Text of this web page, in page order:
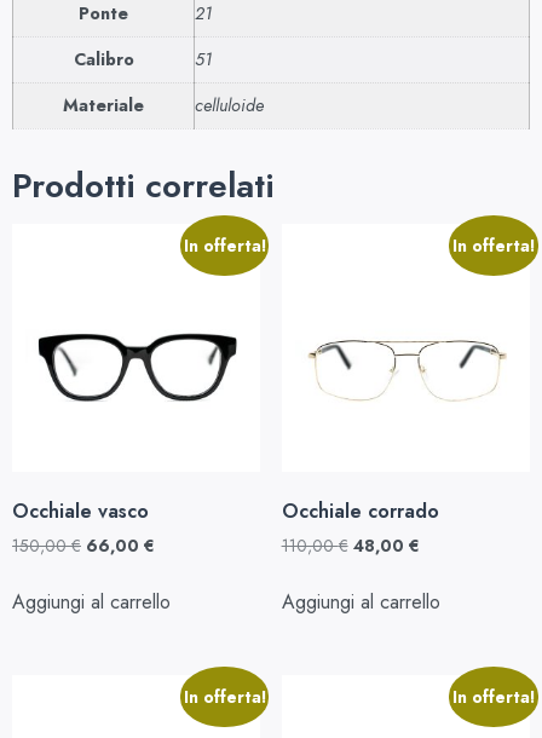
Ponte
21
Calibro
51
Materiale
celluloide
Prodotti correlati
In offerta!
Occhiale vasco
150,00€ 66,00 €
Aggiungi al carrello
In offerta!
Occhiale corrado
110,00€ 48,00 €
Aggiungi al carrello
In offerta! In offerta!